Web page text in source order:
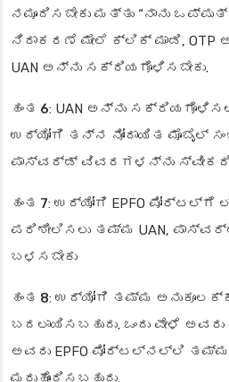
ನಮೂದಿಸಬೇಕು ಮತ್ತು “ನಾನು
ನಿರಾಕರಣೆ ಮೇಲೆ ಕ್ಲಿಕ್ ಮಾಡಿ, OTP
UAN ಅನ್ನು ಸಕ್ರಿಯಗೊಳಿಸಬೇಕು.
ಹಂತ 6: UAN ಅನ್ನು
ಉದ್ಯೋಗಿ ತನ್ನ ನೋಂದಾಯಿತ
ಪಾಸ್‌ವರ್ಡ್ ವಿವರಗಳನ್ನು
ಹಂತ 7: ಉದ್ಯೋಗಿ EPFO ಪೋರ್ಟಲ್‌ಗೆ
ಪರಿಶೀಲಿಸಲು ತಮ್ಮ UAN,
ಬಳಸಬೇಕು
ಹಂತ 8: ಉದ್ಯೋಗಿ ತಮ್ಮ
ಬದಲಾಯಿಸಬಹುದು. ಒಂದು ವೇಳೆ
ಅವರು EPFO ಪೋರ್ಟಲ್‌ನಲ್ಲಿ
ಮರುಹೊಂದಿಸಬಹುದು.